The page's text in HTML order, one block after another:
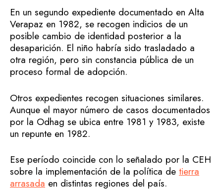
En un segundo expediente documentado en Alta
Verapaz en 1982, se recogen indicios de un
posible cambio de identidad posterior a la
desaparición. El niño habría sido trasladado a
otra región, pero sin constancia pública de un
proceso formal de adopción.
Otros expedientes recogen situaciones similares.
Aunque el mayor número de casos documentados
por la Odhag se ubica entre 1981 y 1983, existe
un repunte en 1982.
Ese período coincide con lo señalado por la CEH
sobre la implementación de la política de tierra
arrasada en distintas regiones del país.